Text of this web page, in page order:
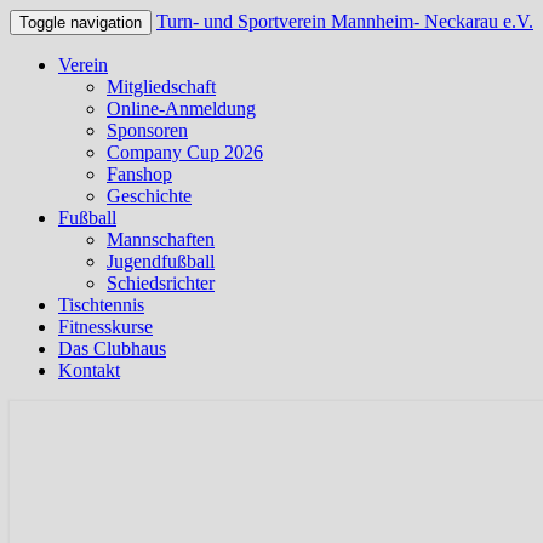
Toggle navigation Turn- und Sportverein Mannheim- Neckarau e.V.
Verein
Mitgliedschaft
Online-Anmeldung
Sponsoren
Company Cup 2026
Fanshop
Geschichte
Fußball
Mannschaften
Jugendfußball
Schiedsrichter
Tischtennis
Fitnesskurse
Das Clubhaus
Kontakt